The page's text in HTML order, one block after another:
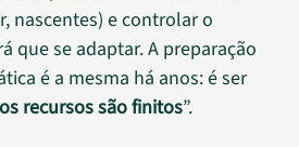
nascentes) e controlar o
que se adaptar. A preparação
é a mesma há anos: é ser
os recursos são finitos”.